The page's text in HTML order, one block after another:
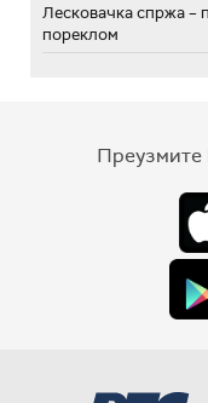
Лесковачка спржа –
пореклом
Преузмите